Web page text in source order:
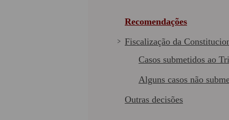
Recomendações
Fiscalização da
Casos submetidos ao
Alguns casos não
Outras decisões